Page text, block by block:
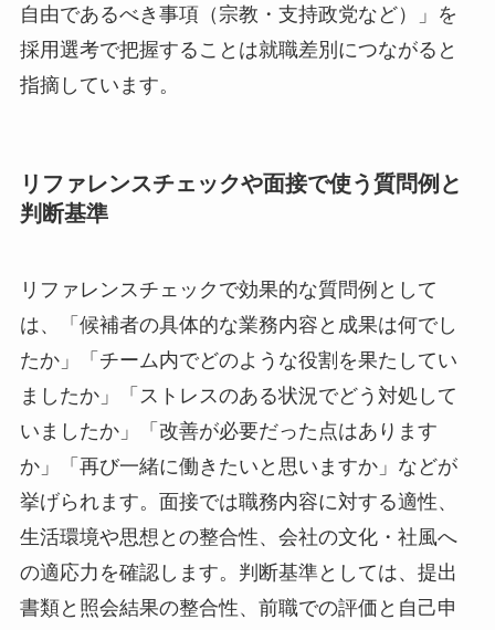
自由であるべき事項（宗教・支持政党など）」を
採用選考で把握することは就職差別につながると
指摘しています。
リファレンスチェックや面接で使う質問例と
判断基準
リファレンスチェックで効果的な質問例として
は、「候補者の具体的な業務内容と成果は何でし
たか」「チーム内でどのような役割を果たしてい
ましたか」「ストレスのある状況でどう対処して
いましたか」「改善が必要だった点はあります
か」「再び一緒に働きたいと思いますか」などが
挙げられます。面接では職務内容に対する適性、
生活環境や思想との整合性、会社の文化・社風へ
の適応力を確認します。判断基準としては、提出
書類と照会結果の整合性、前職での評価と自己申